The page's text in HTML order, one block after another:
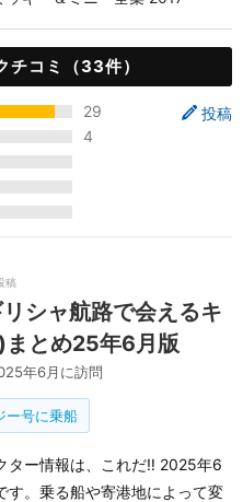
チコミ（33件）
投稿
29
4
稿
シャ航路で会えるキ
まとめ25年6月版
年6月に訪問
号に乗船
ター情報は、これだ‼️ 2025年6
す。乗る船や寄港地によって変